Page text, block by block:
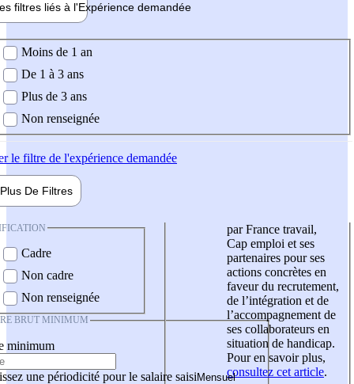
filtres liés à l'Expérience demandée
demandée
Moins de 1 an
De 1 à 3 ans
Plus de 3 ans
Non renseignée
le filtre de l'expérience demandée
Plus De Filtres
Cadre
Non cadre
Non renseignée
BRUT MINIMUM
minimum
une périodicité pour le salaire saisi
par France travail,
Cap emploi et ses
partenaires pour ses
actions concrètes en
faveur du recrutement,
de l’intégration et de
l’accompagnement de
ses collaborateurs en
situation de handicap.
Pour en savoir plus,
consultez cet article.